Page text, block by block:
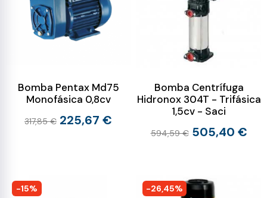
Bomba Pentax Md75
Monofásica 0,8cv
317,85 € 225,67 €
Bomba Centrífuga
Hidronox 304T - Trifásica
1,5cv - Saci
594,59 € 505,40 €
-15% -26,45%